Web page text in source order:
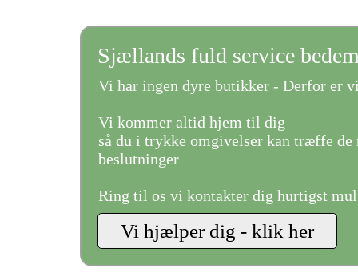
Sjællands fuld service
Vi har ingen dyre butikker - Derfor er
Vi kommer altid hjem til dig
så du i trykke omgivelser kan træffe de
beslutninger
Ring til os vi kontakter dig hurtigst